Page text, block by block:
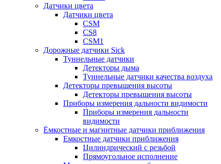
Датчики цвета
Датчики цвета
CSM
CS8
CSM1
Дорожные датчики Sick
Туннельные датчики
Детекторы дыма
Туннельные датчики качества воздуха
Детекторы превышения высоты
Детекторы превышения высоты
Приборы измерения дальности видимости
Приборы измерения дальности
видимости
Ёмкостные и магнитные датчики приближения
Емкостные датчики приближения
Цилиндрический с резьбой
Прямоугольное исполнение